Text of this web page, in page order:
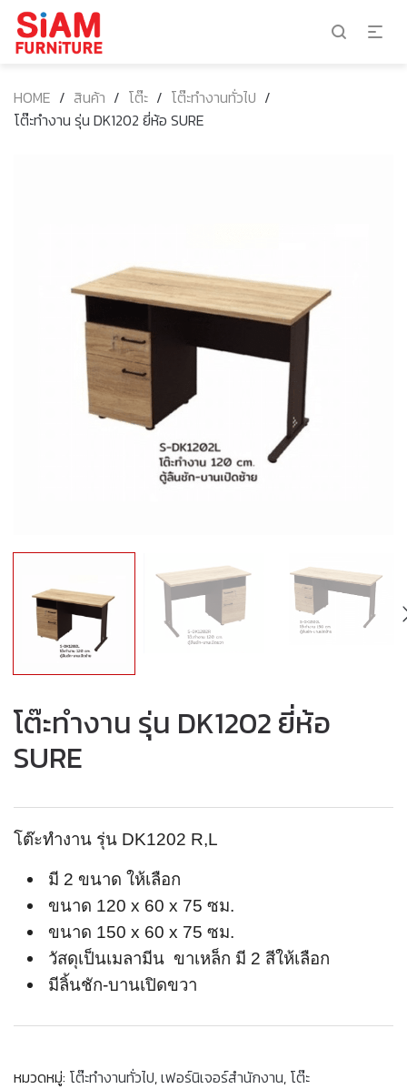
HOME / สินค้า / โต๊ะ / โต๊ะทำงานทั่วไป /
โต๊ะทำงาน รุ่น DK1202 ยี่ห้อ SURE
โต๊ะทำงาน รุ่น DK1202 ยี่ห้อ
SURE
โต๊ะทำงาน รุ่น DK1202 R,L
มี 2 ขนาด ให้เลือก
ขนาด 120 x 60 x 75 ซม.
ขนาด 150 x 60 x 75 ซม.
วัสดุเป็นเมลามีน ขาเหล็ก มี 2 สีให้เลือก
มีลิ้นชัก-บานเปิดขวา
หมวดหมู่: โต๊ะทำงานทั่วไป,เฟอร์นิเจอร์สำนักงาน, โต๊ะ